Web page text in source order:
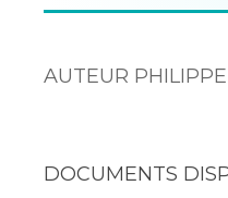
AUTEUR
DOCUMENTS